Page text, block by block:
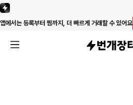
앱에서는 등록부터 찜까지, 더 빠르게 거래할 수 있어요